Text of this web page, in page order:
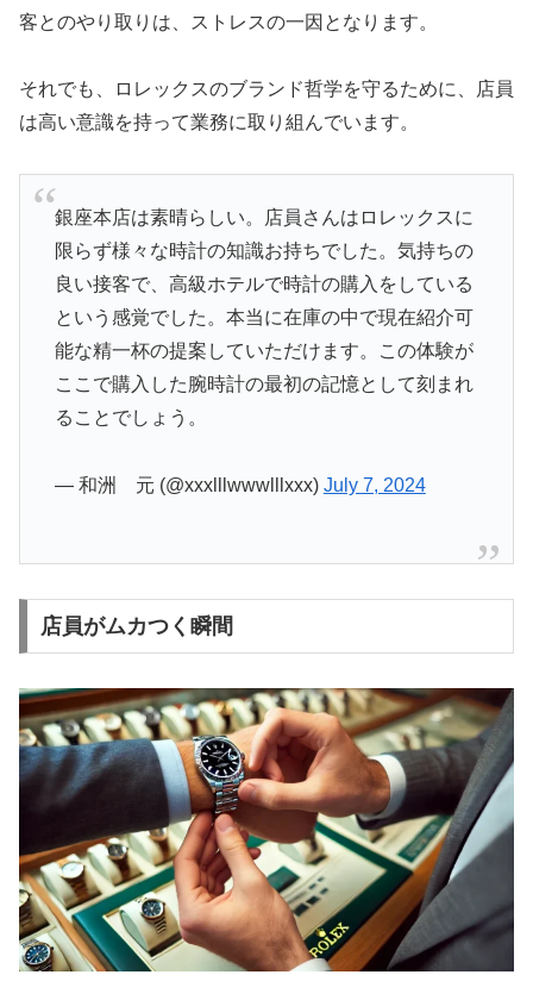
客とのやり取りは、ストレスの一因となります。
それでも、ロレックスのブランド哲学を守るために、店員
は高い意識を持って業務に取り組んでいます。
銀座本店は素晴らしい。店員さんはロレックスに
限らず様々な時計の知識お持ちでした。気持ちの
良い接客で、高級ホテルで時計の購入をしている
という感覚でした。本当に在庫の中で現在紹介可
能な精一杯の提案していただけます。この体験が
ここで購入した腕時計の最初の記憶として刻まれ
ることでしょう。
— 和洲 元 (@xxxlllwwwlllxxx) July 7, 2024
店員がムカつく瞬間